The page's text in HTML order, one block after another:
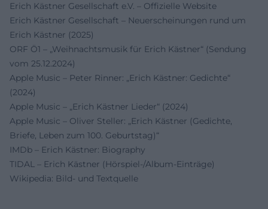
Erich Kästner Gesellschaft e.V. – Offizielle Website
Erich Kästner Gesellschaft – Neuerscheinungen rund um
Erich Kästner (2025)
ORF Ö1 – „Weihnachtsmusik für Erich Kästner“ (Sendung
vom 25.12.2024)
Apple Music – Peter Rinner: „Erich Kästner: Gedichte“
(2024)
Apple Music – „Erich Kästner Lieder“ (2024)
Apple Music – Oliver Steller: „Erich Kästner (Gedichte,
Briefe, Leben zum 100. Geburtstag)“
IMDb – Erich Kästner: Biography
TIDAL – Erich Kästner (Hörspiel-/Album-Einträge)
Wikipedia: Bild- und Textquelle